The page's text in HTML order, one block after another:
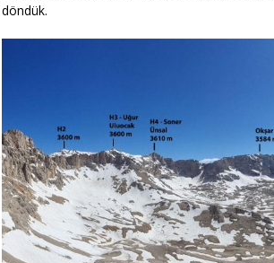
döndük.